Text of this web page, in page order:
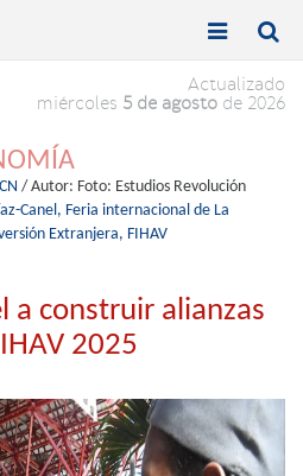
Toggle

Toggle

Actualizado
miércoles 5 de agosto de 2026
/ Autor: Foto: Estudios Revolución
Canel, Feria internacional de La
Extranjera, FIHAV
a construir alianzas
2025